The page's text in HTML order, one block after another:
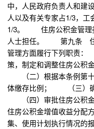
中，人民政府负责人和建
人以及有关专家占1/3，
1/3。 住房公积金管理
人士担任。 第九条 住
管理方面履行下列职责
策，制定和调整住房公积
（二）根据本条例第十
体缴存比例； （三）确
（四）审批住房公积
住房公积金增值收益分
集、使用计划执行情况